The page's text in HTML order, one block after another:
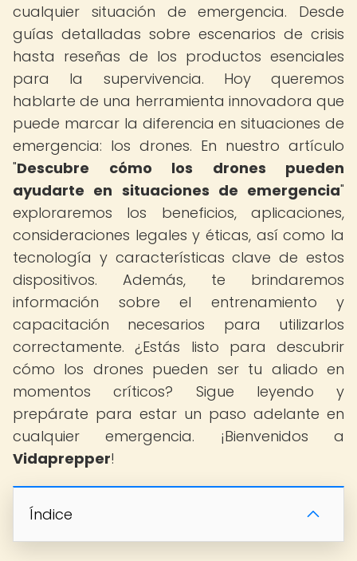
cualquier situación de emergencia. Desde
guías detalladas sobre escenarios de crisis
hasta reseñas de los productos esenciales
para la supervivencia. Hoy queremos
hablarte de una herramienta innovadora que
puede marcar la diferencia en situaciones de
emergencia: los drones. En nuestro artículo
"Descubre cómo los drones pueden
ayudarte en situaciones de emergencia"
exploraremos los beneficios, aplicaciones,
consideraciones legales y éticas, así como la
tecnología y características clave de estos
dispositivos. Además, te brindaremos
información sobre el entrenamiento y
capacitación necesarios para utilizarlos
correctamente. ¿Estás listo para descubrir
cómo los drones pueden ser tu aliado en
momentos críticos? Sigue leyendo y
prepárate para estar un paso adelante en
cualquier emergencia. ¡Bienvenidos a
Vidaprepper!
Índice